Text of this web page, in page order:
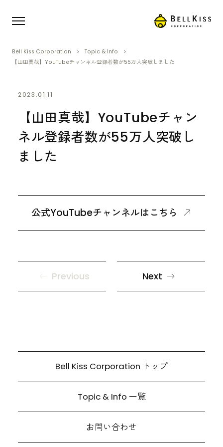
Bell Kiss Corporation
Topic & Info
【山田真哉】YouTubeチャンネル登録者数が55万人突破しました
2023.01.11
【山田真哉】YouTubeチャン
ネル登録者数が55万人突破し
ました
公式YouTubeチャンネルはこちら
Previous Next
Bell Kiss Corporation トップ
Topic & Info 一覧
お問い合わせ